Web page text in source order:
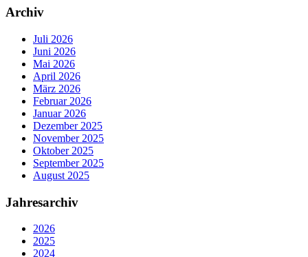
Archiv
Juli 2026
Juni 2026
Mai 2026
April 2026
März 2026
Februar 2026
Januar 2026
Dezember 2025
November 2025
Oktober 2025
September 2025
August 2025
Jahresarchiv
2026
2025
2024